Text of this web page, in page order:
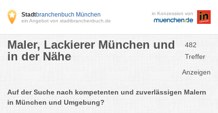
Stadtbranchenbuch München
ein Angebot von stadtbranchenbuch.de
in Konzession von
Maler, Lackierer München und
in der Nähe
482
Treffer
Anzeigen
Auf der Suche nach kompetenten und zuverlässigen Malern
in München und Umgebung?